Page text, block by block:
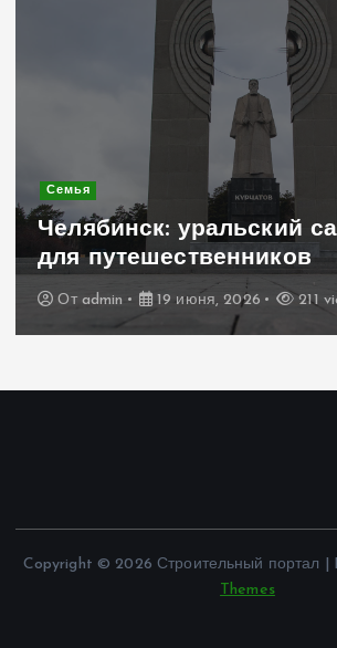
Современное строительство
Керамогранит «под
стильное и практичное
для дачного домика
От admin 19 июня, 2026 201
Copyright © 2026 Строительный портал |
Themes